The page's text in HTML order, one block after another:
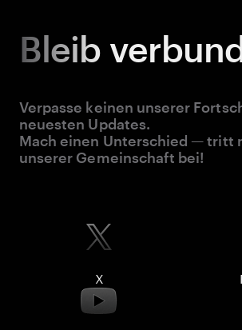
Bleib
Verpasse keinen unserer
neuesten Updates.
Mach einen Unterschied — tritt
unserer Gemeinschaft bei!
X